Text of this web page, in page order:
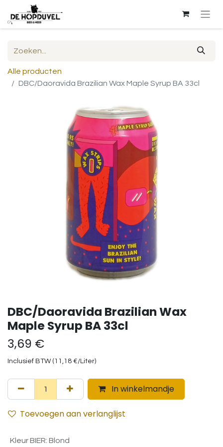
Alle producten
DBC/Daoravida Brazilian Wax Maple Syrup BA 33cl
DBC/Daoravida Brazilian Wax
Maple Syrup BA 33cl
3,69 €
Inclusief BTW ( 11,18 €/Liter)
In winkelmandje
Toevoegen aan verlanglijst
Kleur BIER: Blond